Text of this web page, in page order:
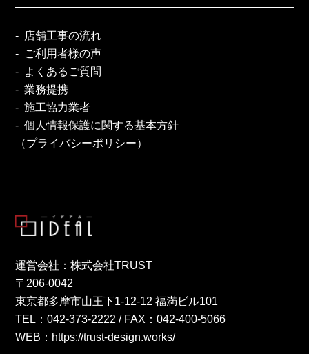
店舗工事の流れ
ご利用者様の声
よくあるご質問
業務提携
施工協力業者
個人情報保護に関する基本方針
（プライバシーポリシー）
運営会社：株式会社TRUST
〒206-0042
東京都多摩市山王下1-12-12 福満ビル101
TEL：042-373-2222 / FAX：042-400-5066
WEB： https://trust-design.works/